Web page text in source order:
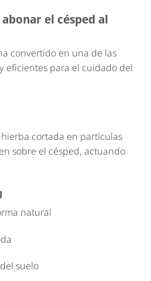
el césped al
convertido en una de las
eficientes para el cuidado del
cortada en partículas
sobre el césped, actuando
natural
suelo